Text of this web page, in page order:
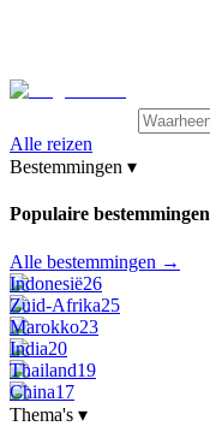
Alle reizen
Bestemmingen ▾
Populaire bestemmingen
Alle bestemmingen →
Indonesië26
Zuid-Afrika25
Marokko23
India20
Thailand19
China17
Thema's ▾